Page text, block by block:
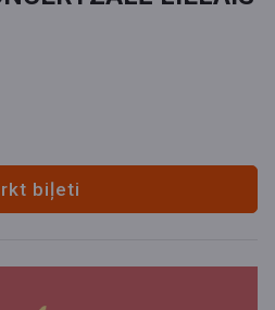
biļeti